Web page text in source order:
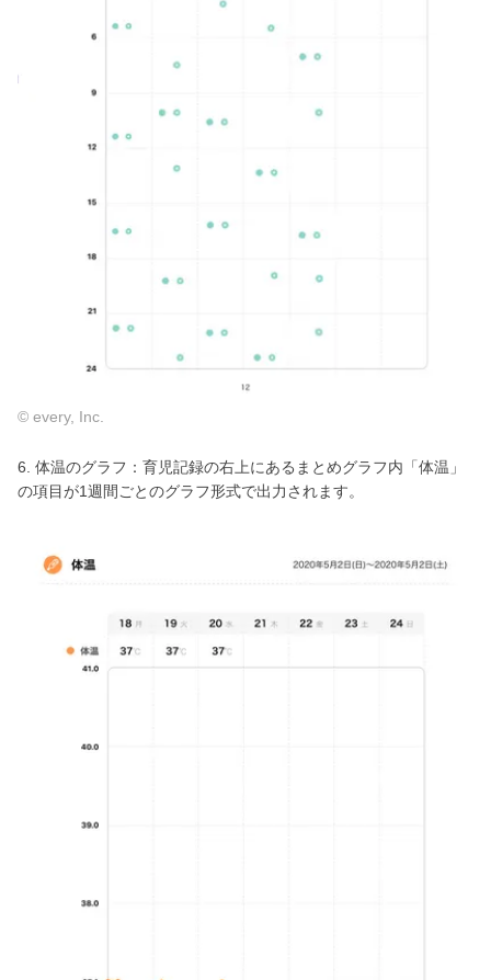
© every, Inc.
6. 体温のグラフ：育児記録の右上にあるまとめグラフ内「体温」
の項目が1週間ごとのグラフ形式で出力されます。